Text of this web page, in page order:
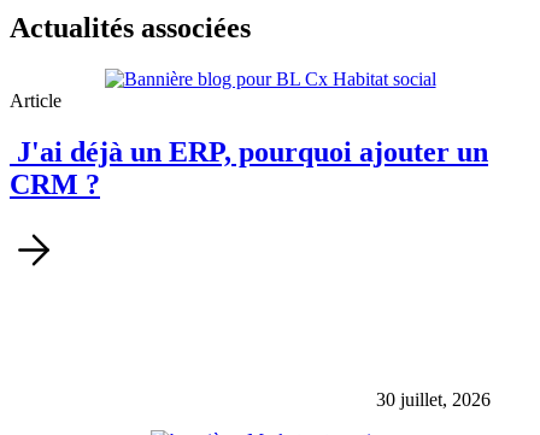
Actualités associées
Article
J'ai déjà un ERP, pourquoi ajouter un
CRM ?
30 juillet, 2026